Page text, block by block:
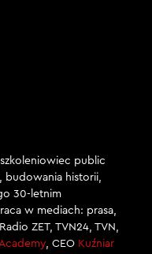
szkoleniowiec public
budowania historii,
30-letnim
w mediach: prasa,
ZET, TVN24, TVN,
, CEO Kuźniar